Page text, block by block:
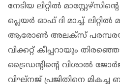
നേടിയ ലിറ്റിൽ
പ്ലെയർ ഓഫ് ദി മാച്ച്. ലിറ്റിൽ
ആരോൺ അലക്സ്
വിക്കറ്റ് കീപ്പറായും
ട്രൈഡന്റിന്റെ വിശാൽ
വിഘ്നജ് പ്രജിതിനെ മികച്ച